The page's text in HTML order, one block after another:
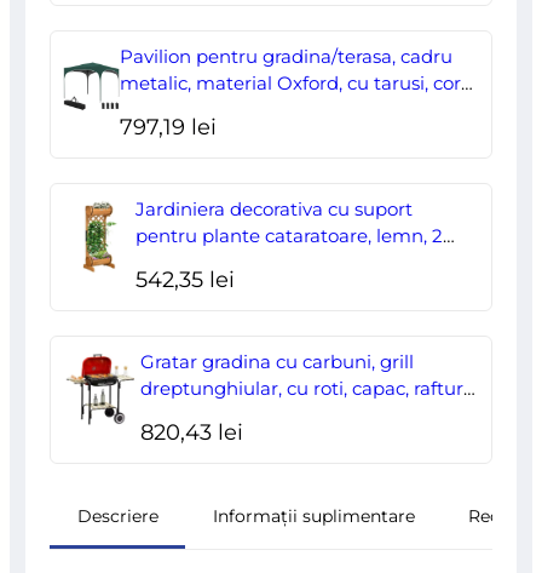
a
fost:
este:
178,00 lei.
Pavilion pentru gradina/terasa, cadru
metalic, material Oxford, cu tarusi, corzi
2.95×2.95×2.55 m
797,19 lei
Jardiniera decorativa cu suport
pentru plante cataratoare, lemn, 2
542,35 lei
Gratar gradina cu carbuni, grill
dreptunghiular, cu roti, capac, rafturi,
820,43 lei
Descriere Informații suplimentare